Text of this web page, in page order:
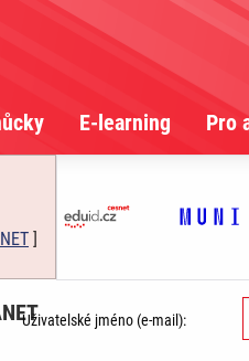
E-learning Pro
]
Uživatelské jméno (e-mail):